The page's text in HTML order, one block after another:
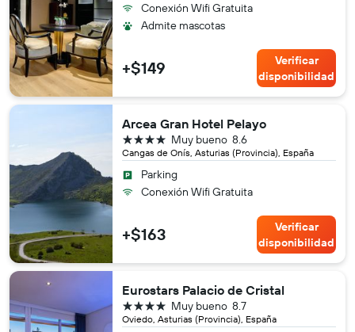
Conexión Wifi Gratuita
Admite mascotas
+$149
Verificar
disponibilidad
Arcea Gran Hotel Pelayo
Cangas de Onís, Asturias (Provincia), España
8.6
Muy bueno
4 estrellas
Parking
Conexión Wifi Gratuita
+$163
Verificar
disponibilidad
Eurostars Palacio de Cristal
Oviedo, Asturias (Provincia), España
8.7
Muy bueno
4 estrellas